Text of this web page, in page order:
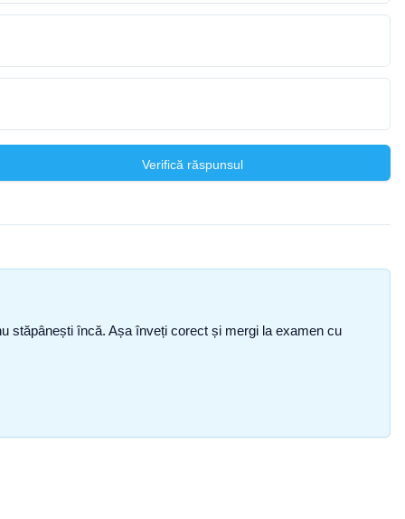
Verifică răspunsul
stăpânești încă. Așa înveți corect și mergi la examen cu